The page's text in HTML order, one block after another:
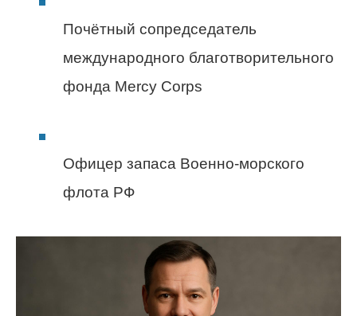
Почётный сопредседатель
международного благотворительного
фонда Mercy Corps
Офицер запаса Военно-морского
флота РФ